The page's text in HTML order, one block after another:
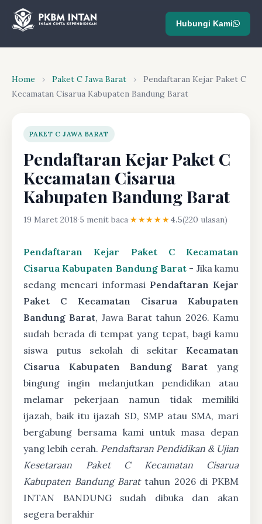
Hubungi Kami
Home › Paket C Jawa Barat ›
Pendaftaran Kejar Paket C
Kecamatan Cisarua Kabupaten Bandung Barat
PAKET C JAWA BARAT
Pendaftaran Kejar Paket C
Kecamatan Cisarua
Kabupaten Bandung Barat
19 Maret 2018·5 menit baca·★★★★★4.5(220 ulasan)
Pendaftaran Kejar Paket C Kecamatan
Cisarua Kabupaten Bandung Barat - Jika kamu
sedang mencari informasi Pendaftaran Kejar
Paket C Kecamatan Cisarua Kabupaten
Bandung Barat, Jawa Barat tahun 2026. Kamu
sudah berada di tempat yang tepat, bagi kamu
siswa putus sekolah di sekitar Kecamatan
Cisarua Kabupaten Bandung Baratyang
bingung ingin melanjutkan pendidikan atau
melamar pekerjaan namun tidak memiliki
ijazah, baik itu ijazah SD, SMP atau SMA, mari
bergabung bersama kami untuk masa depan
yang lebih cerah. Pendaftaran Pendidikan & Ujian
Kesetaraan Paket C Kecamatan Cisarua
Kabupaten Bandung Barattahun 2026 di PKBM
INTAN BANDUNG sudah dibuka dan akan
segera berakhir